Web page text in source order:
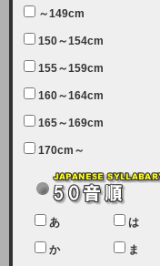
いただけます様、宜しくお
【クレジットカード決済に
②】
現在、クレジットカード決
のみになっております。大
キャシュでの決済は可能で
宜しくお願い致します。
2024-02-23 (金)
【クレジットカード決済に
～149cm
150～154cm
155～159cm
160～164cm
165～169cm
170cm～
あ は
か ま